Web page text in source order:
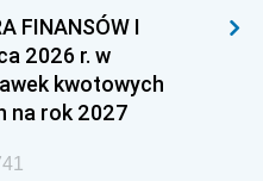
FINANSÓW I
2026 r. w
kwotowych
na rok 2027